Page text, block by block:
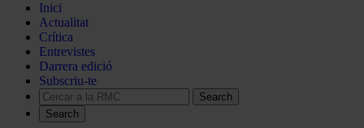
Inici
Actualitat
Crítica
Entrevistes
Darrera edició
Subscriu-te
Search